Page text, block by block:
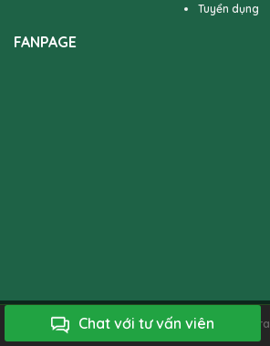
Chat với tư vấn viên
Tuyển dụng
FANPAGE
Bản quyền của 4TFloral